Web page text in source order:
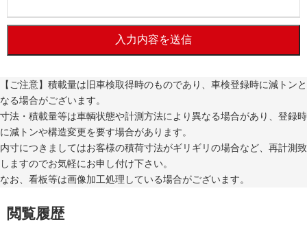
入力内容を送信
【ご注意】積載量は旧車検取得時のものであり、車検登録時に減トンと
なる場合がございます。
寸法・積載量等は車輌状態や計測方法により異なる場合があり、登録時
に減トンや構造変更を要す場合があります。
内寸につきましてはお客様の積荷寸法がギリギリの場合など、再計測致
しますのでお気軽にお申し付け下さい。
なお、看板等は画像加工処理している場合がございます。
閲覧履歴